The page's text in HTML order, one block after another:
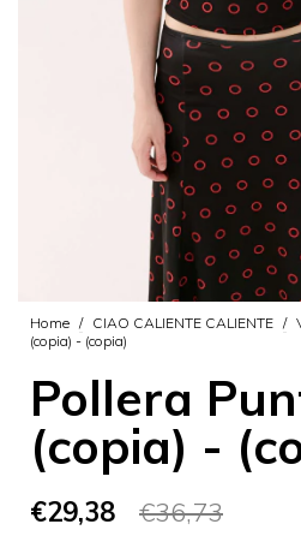
Home / CIAO CALIENTE CALIENTE /
(copia) - (copia)
Pollera
(copia) -
€29,38 €36,73